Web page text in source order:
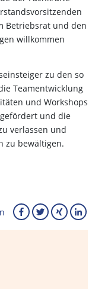
Betriebsrat und den
willkommen
zu den so
Teamentwicklung
und Workshops
und die
verlassen und
zu bewältigen.